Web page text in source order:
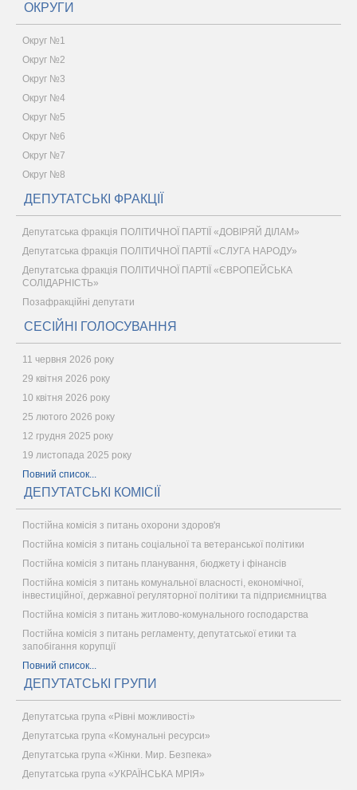
ОКРУГИ
Округ №1
Округ №2
Округ №3
Округ №4
Округ №5
Округ №6
Округ №7
Округ №8
ДЕПУТАТСЬКІ ФРАКЦІЇ
Депутатська фракція ПОЛІТИЧНОЇ ПАРТІЇ «ДОВІРЯЙ ДІЛАМ»
Депутатська фракція ПОЛІТИЧНОЇ ПАРТІЇ «СЛУГА НАРОДУ»
Депутатська фракція ПОЛІТИЧНОЇ ПАРТІЇ «ЄВРОПЕЙСЬКА
СОЛІДАРНІСТЬ»
Позафракційні депутати
СЕСІЙНІ ГОЛОСУВАННЯ
11 червня 2026 року
29 квітня 2026 року
10 квітня 2026 року
25 лютого 2026 року
12 грудня 2025 року
19 листопада 2025 року
Повний список...
ДЕПУТАТСЬКІ КОМІСІЇ
Постійна комісія з питань охорони здоров'я
Постійна комісія з питань соціальної та ветеранської політики
Постійна комісія з питань планування, бюджету і фінансів
Постійна комісія з питань комунальної власності, економічної,
інвестиційної, державної регуляторної політики та підприємництва
Постійна комісія з питань житлово-комунального господарства
Постійна комісія з питань регламенту, депутатської етики та
запобігання корупції
Повний список...
ДЕПУТАТСЬКІ ГРУПИ
Депутатська група «Рівні можливості»
Депутатська група «Комунальні ресурси»
Депутатська група «Жінки. Мир. Безпека»
Депутатська група «УКРАЇНСЬКА МРІЯ»